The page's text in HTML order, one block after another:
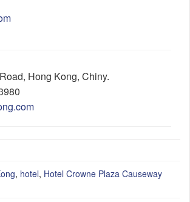
, Hong Kong, Chiny.
, hotel, Hotel Crowne Plaza Causeway